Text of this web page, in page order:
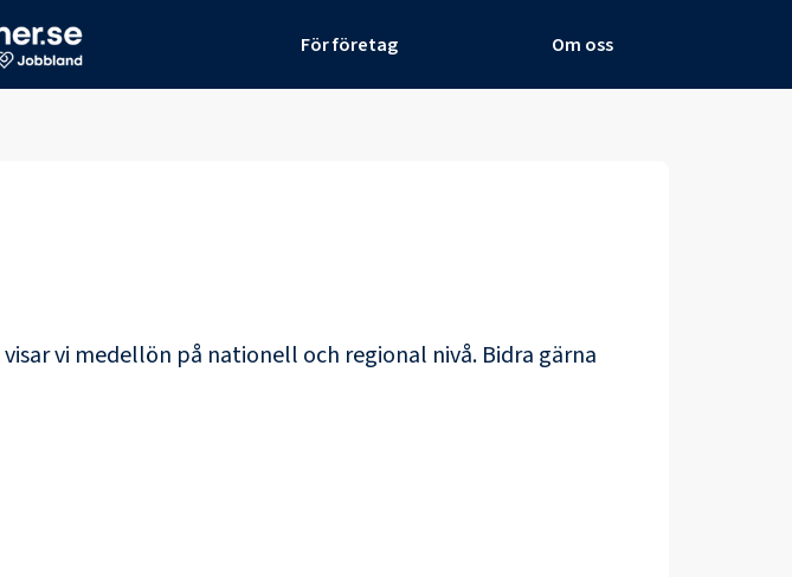
För företag Om oss
visar vi medellön på nationell och regional nivå. Bidra gärna